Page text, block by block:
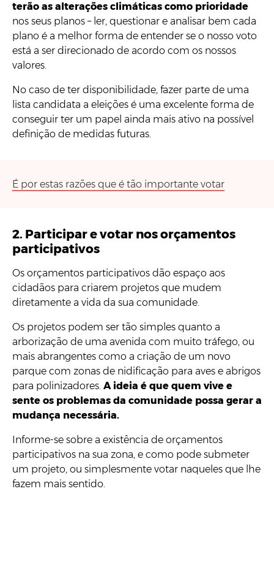
terão as alterações climáticas como prioridade
nos seus planos – ler, questionar e analisar bem cada
plano é a melhor forma de entender se o nosso voto
está a ser direcionado de acordo com os nossos
valores.
No caso de ter disponibilidade, fazer parte de uma
lista candidata a eleições é uma excelente forma de
conseguir ter um papel ainda mais ativo na possível
definição de medidas futuras.
É por estas razões que é tão importante votar
2. Participar e votar nos orçamentos
participativos
Os orçamentos participativos dão espaço aos
cidadãos para criarem projetos que mudem
diretamente a vida da sua comunidade.
Os projetos podem ser tão simples quanto a
arborização de uma avenida com muito tráfego, ou
mais abrangentes como a criação de um novo
parque com zonas de nidificação para aves e abrigos
para polinizadores. A ideia é que quem vive e
sente os problemas da comunidade possa gerar a
mudança necessária.
Informe-se sobre a existência de orçamentos
participativos na sua zona, e como pode submeter
um projeto, ou simplesmente votar naqueles que lhe
fazem mais sentido.